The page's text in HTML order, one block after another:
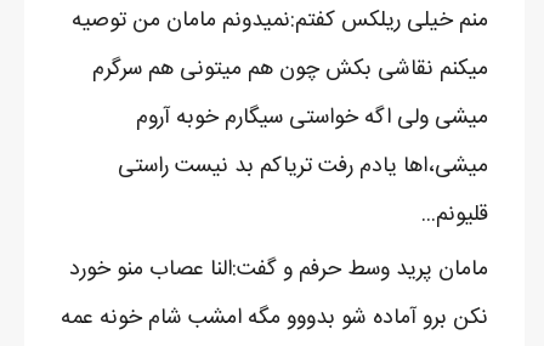
منم خیلی ریلکس کفتم:نمیدونم مامان من توصیه
میکنم نقاشی بکش چون هم میتونی هم سرگرم
میشی ولی اگه خواستی سیگارم خوبه آروم
میشی،اها یادم رفت تریاکم بد نیست راستی
قلیونم...
مامان پرید وسط حرفم و گفت:النا عصاب منو خورد
نکن برو آماده شو بدووو مگه امشب شام خونه عمه